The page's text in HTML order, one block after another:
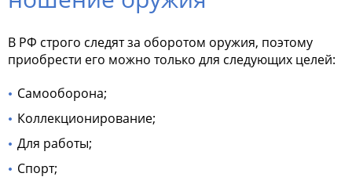
В РФ строго следят за оборотом оружия, поэтому
приобрести его можно только для следующих целей:
Самооборона;
Коллекционирование;
Для работы;
Спорт;